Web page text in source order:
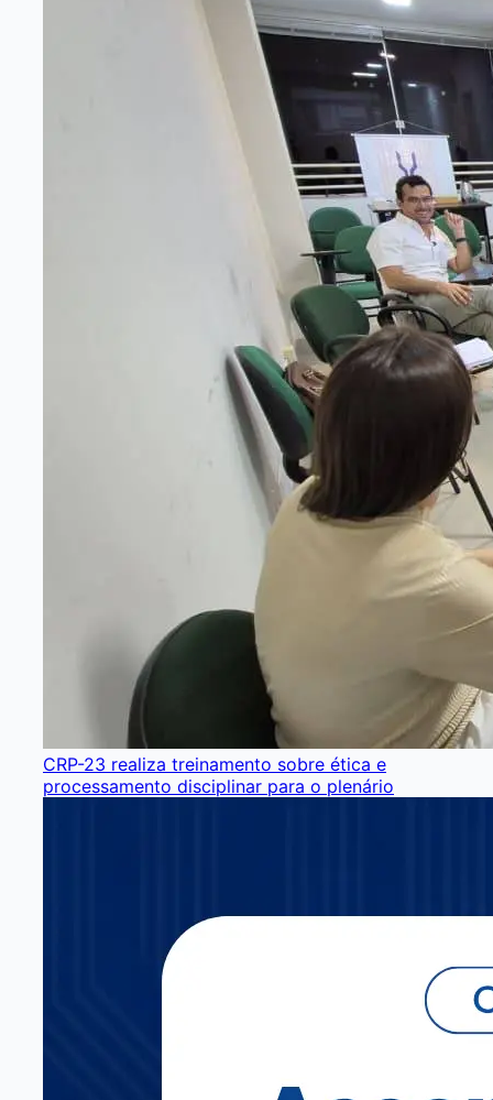
CRP-23 realiza treinamento sobre ética e
processamento disciplinar para o plenário